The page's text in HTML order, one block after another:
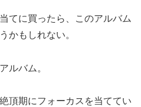
てに買ったら、このアルバム
かもしれない。
ルバム。
頂期にフォーカスを当ててい